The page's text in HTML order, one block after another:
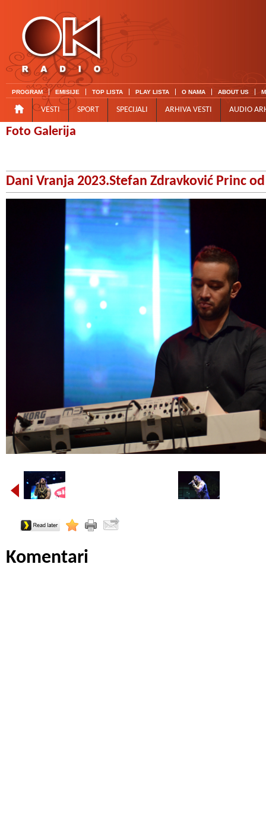
PROGRAM EMISIJE TOP LISTA PLAY LISTA O NAMA ABOUT US
VESTI SPORT SPECIJALI ARHIVA VESTI AUDIO
Foto Galerija
Dani Vranja 2023.Stefan Zdravković Princ
Komentari